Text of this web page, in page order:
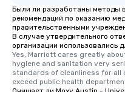
Были ли разработаны методы
рекомендаций по оказанию
правительственными
В случае утвердительного
организации использовались
Yes, Marriott cares greatly
hygiene and sanitation very
standards of cleanliness for
exceed public health